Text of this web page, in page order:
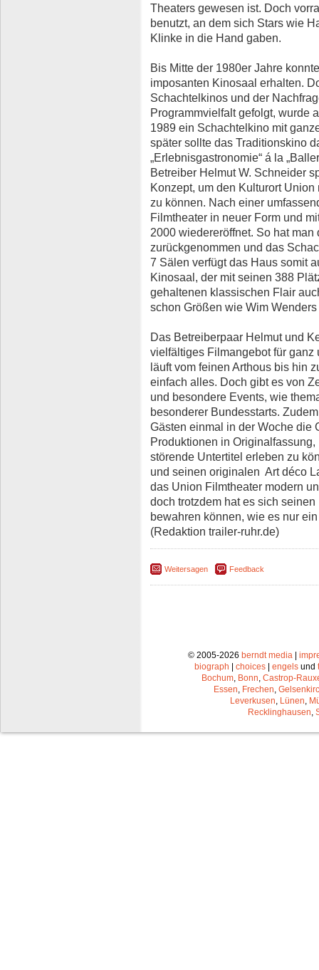
Theaters gewesen ist. Doch
benutzt, an dem sich Stars wie
Klinke in die Hand gaben.
Bis Mitte der 1980er Jahre
imposanten Kinosaal erhalten.
Schachtelkinos und der
Programmvielfalt gefolgt, wurde
1989 ein Schachtelkino mit
später sollte das Traditionskino
„Erlebnisgastronomie“ á la
Betreiber Helmut W. Schneider
Konzept, um den Kulturort
zu können. Nach einer
Filmtheater in neuer Form und
2000 wiedereröffnet. So hat
zurückgenommen und das
7 Sälen verfügt das Haus somit
Kinosaal, der mit seinen 388
gehaltenen klassischen Flair
schon Größen wie Wim
Das Betreiberpaar Helmut und
vielfältiges Filmangebot für
läuft vom feinen Arthous bis hin
einfach alles. Doch gibt es von
und besondere Events, wie
besonderer Bundesstarts.
Gästen einmal in der Woche die
Produktionen in
störende Untertitel erleben zu
und seinen originalen Art déco
das Union Filmtheater modern
doch trotzdem hat es sich
bewahren können, wie es nur
(Redaktion trailer-ruhr.de)
Weitersagen Feedback
© 2005-2026 berndt media|
biograph
choices engels und
Bochum, Bonn, Castrop-
Essen, Frechen,
Leverkusen, Lünen,
Recklinghausen,